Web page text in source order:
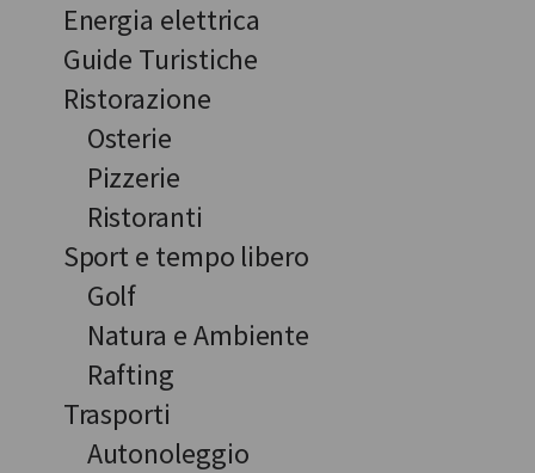
Energia elettrica
Guide Turistiche
Ristorazione
Osterie
Pizzerie
Ristoranti
Sport e tempo libero
Golf
Natura e Ambiente
Rafting
Trasporti
Autonoleggio